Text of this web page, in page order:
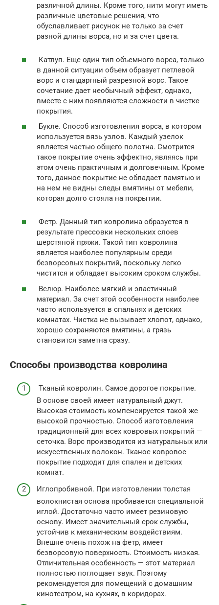
различной длины. Кроме того, нити могут иметь
различные цветовые решения, что
обуславливает рисунок не только за счет
разной длины ворса, но и за счет цвета.
Катлуп. Еще один тип объемного ворса, только
в данной ситуации объем образует петлевой
ворс и стандартный разрезной ворс. Такое
сочетание дает необычный эффект, однако,
вместе с ним появляются сложности в чистке
покрытия.
Букле. Способ изготовления ворса, в котором
используется вязь узлов. Каждый узелок
является частью общего полотна. Смотрится
такое покрытие очень эффектно, являясь при
этом очень практичным и долговечным. Кроме
того, данное покрытие не обладает памятью и
на нем не видны следы вмятины от мебели,
которая долго стояла на покрытии.
Фетр. Данный тип ковролина образуется в
результате прессовки нескольких слоев
шерстяной пряжи. Такой тип ковролина
является наиболее популярным среди
безворсовых покрытий, поскольку легко
чистится и обладает высоким сроком службы.
Велюр. Наиболее мягкий и эластичный
материал. За счет этой особенности наиболее
часто используется в спальнях и детских
комнатах. Чистка не вызывает хлопот, однако,
хорошо сохраняются вмятины, а грязь
становится заметна сразу.
Способы производства ковролина
Тканый ковролин. Самое дорогое покрытие.
В основе своей имеет натуральный джут.
Высокая стоимость компенсируется такой же
высокой прочностью. Способ изготовления
традиционный для всех ковровых покрытий —
сеточка. Ворс производится из натуральных или
искусственных волокон. Тканое ковровое
покрытие подходит для спален и детских
комнат.
Иглопробивной. При изготовлении толстая
волокнистая основа пробивается специальной
иглой. Достаточно часто имеет резиновую
основу. Имеет значительный срок службы,
устойчив к механическим воздействиям.
Внешне очень похож на фетр, имеет
безворсовую поверхность. Стоимость низкая.
Отличительная особенность — этот материал
полностью поглощает звук. Поэтому
рекомендуется для помещений с домашним
кинотеатром, на кухнях, в коридорах.